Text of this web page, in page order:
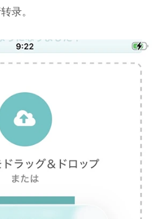
录。